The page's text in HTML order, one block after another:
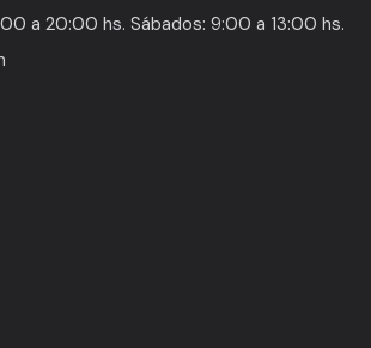
a 20:00 hs. Sábados: 9:00 a 13:00 hs.